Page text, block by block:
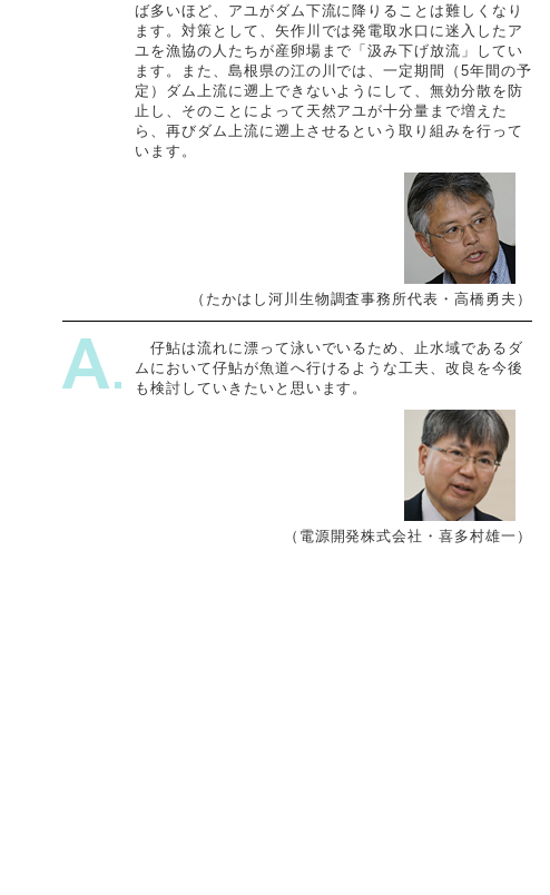
ば多いほど、アユがダム下流に降りることは難しくなり
ます。対策として、矢作川では発電取水口に迷入したア
ユを漁協の人たちが産卵場まで「汲み下げ放流」してい
ます。また、島根県の江の川では、一定期間（5年間の予
定）ダム上流に遡上できないようにして、無効分散を防
止し、そのことによって天然アユが十分量まで増えた
ら、再びダム上流に遡上させるという取り組みを行って
います。
（たかはし河川生物調査事務所代表・高橋勇夫）
仔鮎は流れに漂って泳いでいるため、止水域であるダ
ムにおいて仔鮎が魚道へ行けるような工夫、改良を今後
も検討していきたいと思います。
（電源開発株式会社・喜多村雄一）